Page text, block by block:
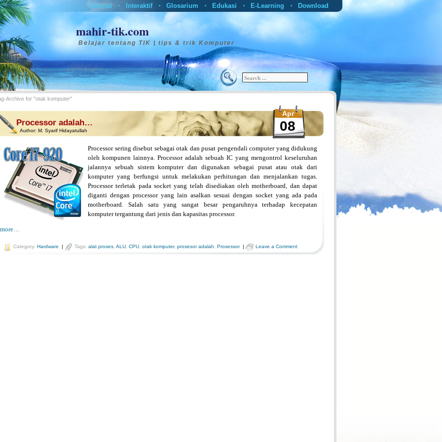
Tutorial • Interaktif • Glosarium • Edukasi • E-Learning • Download
mahir-tik.com
Belajar tentang TIK | tips & trik Komputer
Archive for "otak komputer"
Processor adalah…
Author: M. Syarif Hidayatullah
Apr
08
Processor sering disebut sebagai otak dan pusat pengendali computer yang didukung
oleh kompunen lainnya. Processor adalah sebuah IC yang mengontrol keseluruhan
jalannya sebuah sistem komputer dan digunakan sebagai pusat atau otak dari
komputer yang berfungsi untuk melakukan perhitungan dan menjalankan tugas.
Processor terletak pada socket yang telah disediakan oleh motherboard, dan dapat
diganti dengan processor yang lain asalkan sesuai dengan socket yang ada pada
motherboard. Salah satu yang sangat besar pengaruhnya terhadap kecepatan
komputer tergantung dari jenis dan kapasitas processor.
more…
Category: Hardware | Tags: alat proses ALU CPU otak komputer, prosesor adalah Prosessor| Leave a Comment